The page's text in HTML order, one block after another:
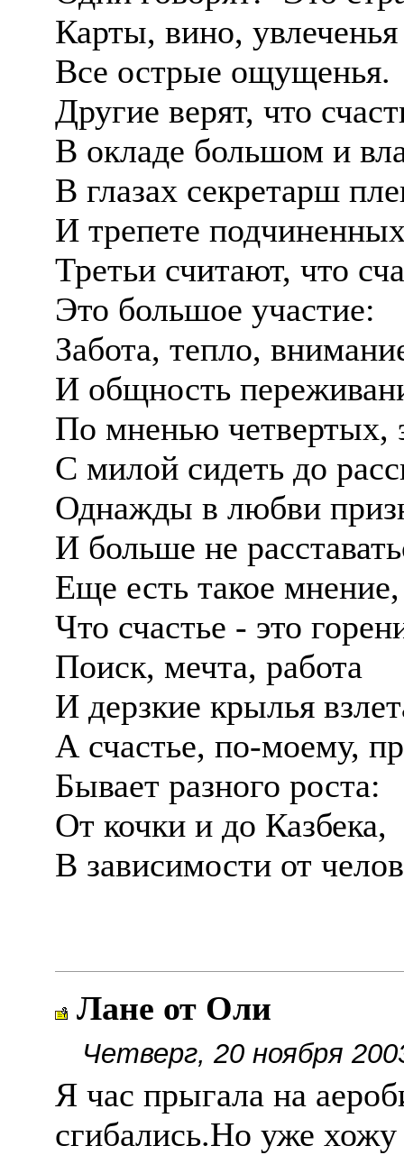
Карты, вино,
Все острые ощущенья.
Другие верят, что
В окладе большом и
В глазах секретарш
И трепете
Третьи считают, что
Это большое участие:
Забота, тепло,
И общность
По мненью четвертых,
С милой сидеть до
Однажды в любви
И больше не
Еще есть такое мнение,
Что счастье - это
Поиск, мечта, работа
И дерзкие крылья
А счастье, по-моему,
Бывает разного роста:
От кочки и до Казбека,
В зависимости от
Лане от Оли
Четверг, 20 ноября
Я час прыгала на
сгибались.Но уже